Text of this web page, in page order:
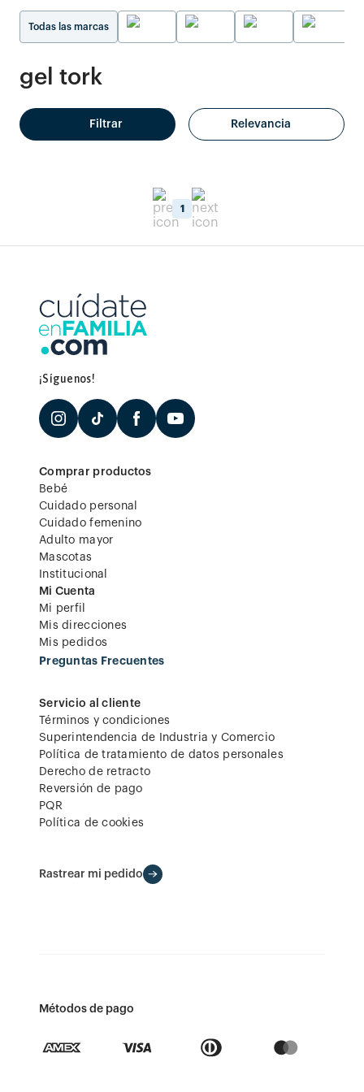
Todas las marcas
gel tork
Filtrar Relevancia
1
¡Síguenos!
Comprar productos
Bebé
Cuidado personal
Cuidado femenino
Adulto mayor
Mascotas
Institucional
Mi Cuenta
Mi perfil
Mis direcciones
Mis pedidos
Preguntas Frecuentes
Servicio al cliente
Términos y condiciones
Superintendencia de Industria y Comercio
Política de tratamiento de datos personales
Derecho de retracto
Reversión de pago
PQR
Política de cookies
Rastrear mi pedido
Métodos de pago